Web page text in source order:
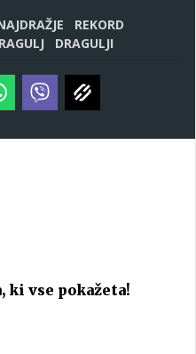
REKORD
DRAGULJI
ki vse pokažeta!